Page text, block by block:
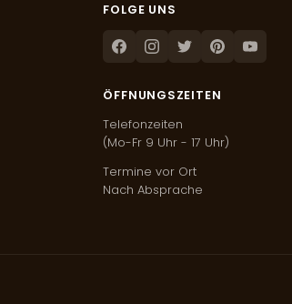
FOLGE UNS
FacebookInstagram
TwitterPinterestYoutube
ÖFFNUNGSZEITEN
Telefonzeiten
(Mo-Fr 9 Uhr - 17 Uhr)
Termine vor Ort
Nach Absprache